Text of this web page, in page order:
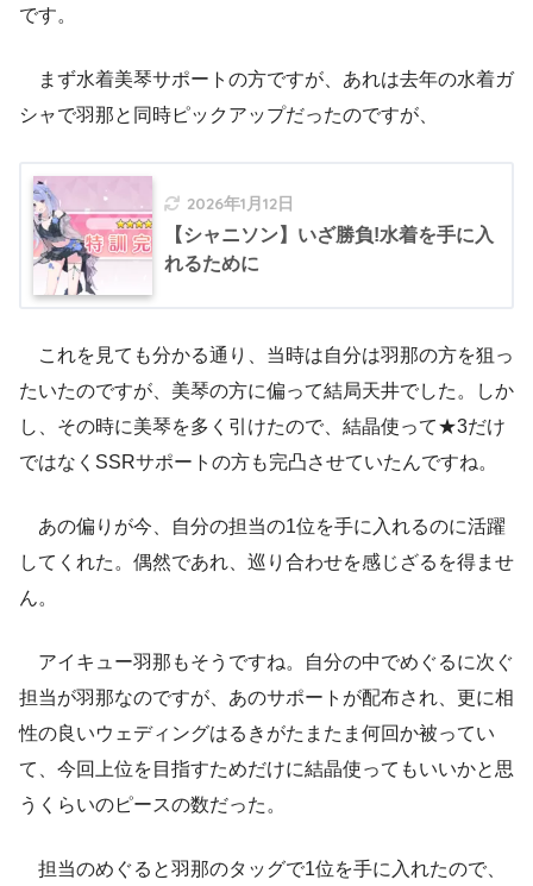
です。
まず水着美琴サポートの方ですが、あれは去年の水着ガ
シャで羽那と同時ピックアップだったのですが、
2026年1月12日
【シャニソン】いざ勝負!水着を手に入
れるために
これを見ても分かる通り、当時は自分は羽那の方を狙っ
たいたのですが、美琴の方に偏って結局天井でした。しか
し、その時に美琴を多く引けたので、結晶使って★3だけ
ではなくSSRサポートの方も完凸させていたんですね。
あの偏りが今、自分の担当の1位を手に入れるのに活躍
してくれた。偶然であれ、巡り合わせを感じざるを得ませ
ん。
アイキュー羽那もそうですね。自分の中でめぐるに次ぐ
担当が羽那なのですが、あのサポートが配布され、更に相
性の良いウェディングはるきがたまたま何回か被ってい
て、今回上位を目指すためだけに結晶使ってもいいかと思
うくらいのピースの数だった。
担当のめぐると羽那のタッグで1位を手に入れたので、